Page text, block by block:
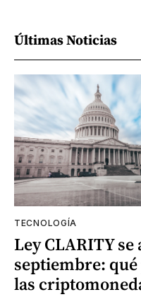
Últimas Noticias
TECNOLOGÍA
Ley CLARITY se
septiembre: qué
las